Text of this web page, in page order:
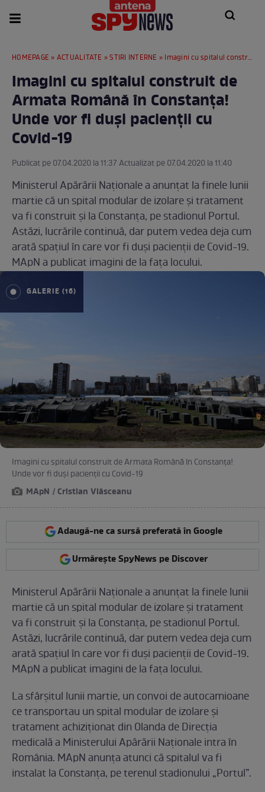
HOMEPAGE » ACTUALITATE »STIRI INTERNE » Imagini cu spitalul construit de Armata Română în Constanța! Unde vor fi duși pacienții cu Covid-19
Imagini cu spitalul construit de
Armata Română în Constanța!
Unde vor fi duși pacienții cu
Covid-19
Publicat pe 07.04.2020 la 11:37 Actualizat pe 07.04.2020 la 11:40
Ministerul Apărării Naționale a anunțat la finele lunii
martie că un spital modular de izolare și tratament
va fi construit și la Constanța, pe stadionul Portul.
Astăzi, lucrările continuă, dar putem vedea deja cum
arată spațiul în care vor fi duși pacienții de Covid-19.
MApN a publicat imagini de la fața locului.
GALERIE (16)
Imagini cu spitalul construit de Armata Română în Constanța!
Unde vor fi duși pacienții cu Covid-19
MApN / Cristian Vlăsceanu
Adaugă-ne ca sursă preferată în Google
Urmărește SpyNews pe Discover
Ministerul Apărării Naționale a anunțat la finele lunii
martie că un spital modular de izolare și tratament
va fi construit și la Constanța, pe stadionul Portul.
Astăzi, lucrările continuă, dar putem vedea deja cum
arată spațiul în care vor fi duși pacienții de Covid-19.
MApN a publicat imagini de la fața locului.
La sfârșitul lunii martie, un convoi de autocamioane
ce transportau un spital modular de izolare şi
tratament achiziţionat din Olanda de Direcţia
medicală a Ministerului Apărării Naţionale intra în
România. MApN anunța atunci că spitalul va fi
instalat la Constanţa, pe terenul stadionului „Portul”.